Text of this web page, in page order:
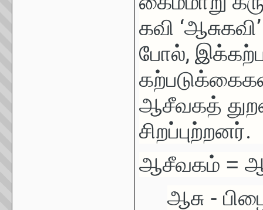
கவி
போல்,
ஆசீவகத்
சிறப்புற்றனர்.
ஆசீவகம் =
ஆசு -